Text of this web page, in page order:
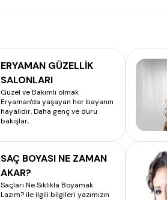
ERYAMAN GÜZELLİK
SALONLARI
Güzel ve Bakımlı olmak
Eryaman'da yaşayan her bayanın
hayalidir. Daha genç ve duru
bakışlar,
SAÇ BOYASI NE ZAMAN
AKAR?
Saçları Ne Sıklıkla Boyamak
Lazım? ile ilgili bilgileri yazımızın